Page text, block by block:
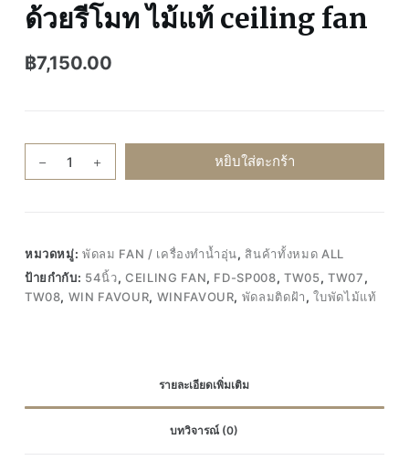
ด้วยรีโมท ไม้แท้ ceiling fan
฿7,150.00
Win
TW08
FD-
SP008
หยิบใส่ตะกร้า
หมวดหมู่:พัดลม FAN / เครื่องทำน้ำอุ่น, สินค้าทั้งหมด ALL
ป้ายกำกับ: 54นิ้ว, CEILING FAN, FD-SP008, TW05, TW07,
TW08, WIN FAVOUR, WINFAVOUR, พัดลมติดฝ้า,ใบพัดไม้แท้
รายละเอียดเพิ่มเติม
บทวิจารณ์ (0)